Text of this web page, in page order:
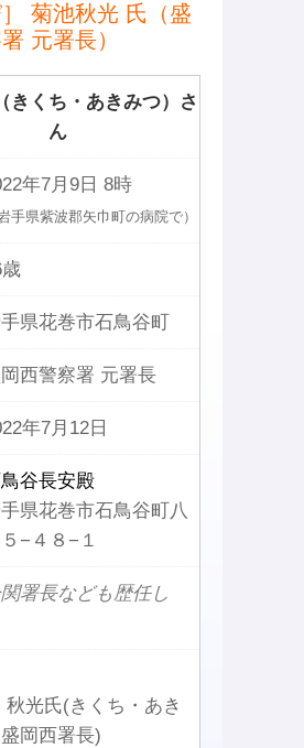
］ 菊池秋光 氏（盛
元署長）
きくち・あきみつ）さ
ん
年7月9日 8時
岩手県紫波郡矢巾町の病院で）
県花巻市石鳥谷町
西警察署 元署長
年7月12日
谷長安殿
県花巻市石鳥谷町八
−４８−１
署長なども歴任し
光氏(きくち・あき
岡西署長)